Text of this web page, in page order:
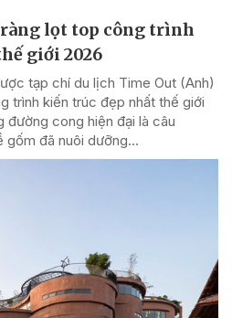
lọt top công trình
giới 2026
tạp chí du lịch Time Out (Anh)
trình kiến trúc đẹp nhất thế giới
đường cong hiện đại là câu
gốm đã nuôi dưỡng...